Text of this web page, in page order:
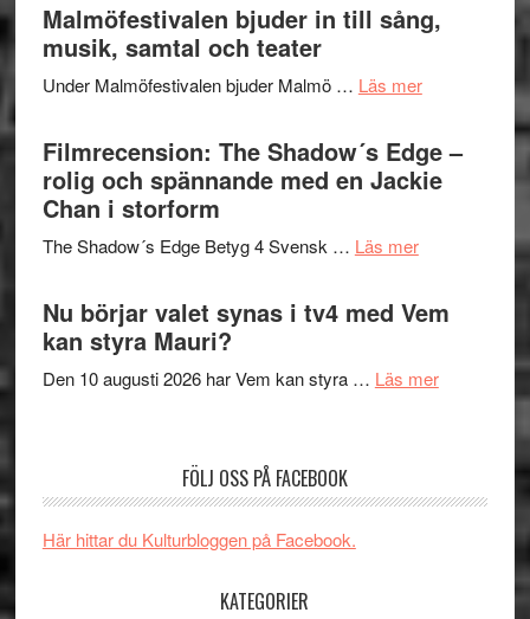
Hannes
Pöntinen
avslutar
Malmöfestivalen bjuder in till sång,
musik, samtal och teater
Under Malmöfestivalen bjuder Malmö … Läs merom
in
till
och
Filmrecension: The Shadow´s Edge –
rolig och spännande med en Jackie
Chan i storform
The Shadow´s Edge Betyg 4 Svensk … Läs merom
Shadow
Edge
spännande
Nu börjar valet synas i tv4 med Vem
kan styra Mauri?
Den 10 augusti 2026 har Vem kan styra … Läs merom
FÖLJ OSS PÅ FACEBOOK
Här hittar du Kulturbloggen på Facebook.
KATEGORIER